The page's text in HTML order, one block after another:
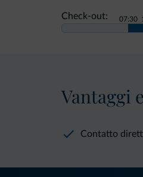
Check-out: 07:30
Vantaggi
Contatto